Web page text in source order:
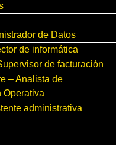
de Datos
de informática
de facturación
– Analista de
Operativa
administrativa